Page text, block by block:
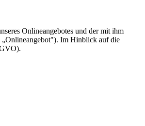
Onlineangebotes und der mit ihm
„Onlineangebot"). Im Hinblick auf die